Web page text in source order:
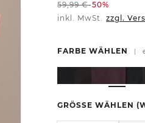
59,99€-50%
inkl. MwSt. zzgl.
FARBE WÄHLEN |
GRÖSSE WÄHLEN